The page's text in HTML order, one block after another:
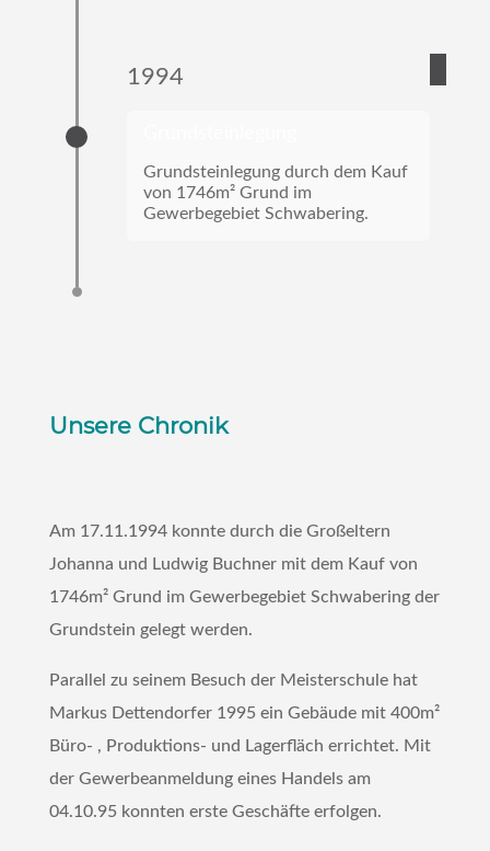
1994
Grundsteinlegung durch dem Kauf
von 1746m² Grund im
Gewerbegebiet Schwabering.
Unsere Chronik
Am 17.11.1994 konnte durch die Großeltern
Johanna und Ludwig Buchner mit dem Kauf von
1746m² Grund im Gewerbegebiet Schwabering der
Grundstein gelegt werden.
Parallel zu seinem Besuch der Meisterschule hat
Markus Dettendorfer 1995 ein Gebäude mit 400m²
Büro- , Produktions- und Lagerfläch errichtet. Mit
der Gewerbeanmeldung eines Handels am
04.10.95 konnten erste Geschäfte erfolgen.